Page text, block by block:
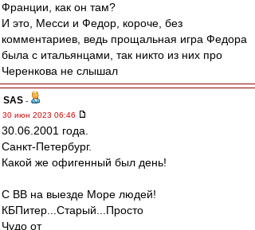
Франции, как он там?
И это, Месси и Федор, короче, без
комментариев, ведь прощальная игра Федора
была с итальянцами, так никто из них про
Черенкова не слышал
SAS -
30 июн 2023 06:46
30.06.2001 года.
Санкт-Петербург.
Какой же офигенный был день!
С ВВ на выезде Море людей!
КБПитер...Старый...Просто
Чудо от